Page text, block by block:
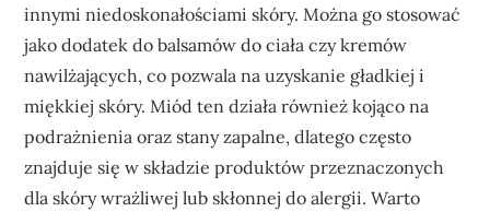
innymi niedoskonałościami skóry. Można go stosować
jako dodatek do balsamów do ciała czy kremów
nawilżających, co pozwala na uzyskanie gładkiej i
miękkiej skóry. Miód ten działa również kojąco na
podrażnienia oraz stany zapalne, dlatego często
znajduje się w składzie produktów przeznaczonych
dla skóry wrażliwej lub skłonnej do alergii. Warto